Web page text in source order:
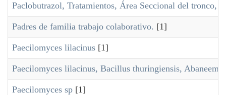
Paclobutrazol, Tratamientos, Área Seccional del tronco,
Padres de familia trabajo colaborativo. [1]
Paecilomyces lilacinus [1]
Paecilomyces lilacinus, Bacillus thuringiensis, Abaneem,
Paecilomyces sp [1]